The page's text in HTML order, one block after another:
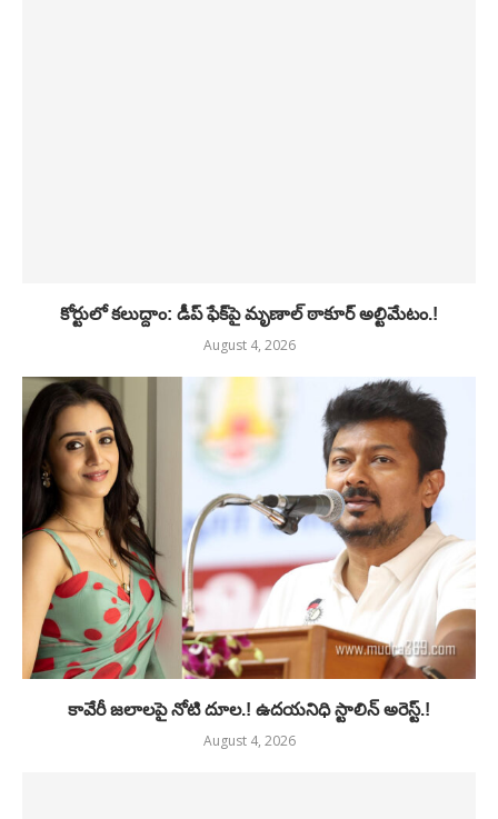
కోర్టులో కలుద్దాం: డీప్ ఫేక్‌పై మృణాల్ ఠాకూర్ అల్టిమేటం.!
August 4, 2026
కావేరీ జలాలపై నోటి దూల.! ఉదయనిధి స్టాలిన్ అరెస్ట్.!
August 4, 2026